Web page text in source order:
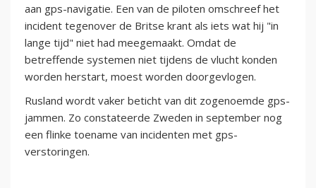
aan gps-navigatie. Een van de piloten omschreef het
incident tegenover de Britse krant als iets wat hij "in
lange tijd" niet had meegemaakt. Omdat de
betreffende systemen niet tijdens de vlucht konden
worden herstart, moest worden doorgevlogen.
Rusland wordt vaker beticht van dit zogenoemde gps-
jammen. Zo constateerde Zweden in september nog
een flinke toename van incidenten met gps-
verstoringen.